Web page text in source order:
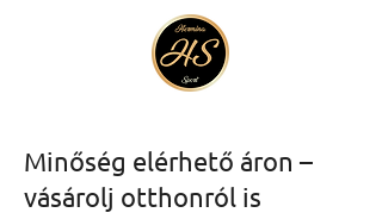
Minőség elérhető áron –
vásárolj otthonról is